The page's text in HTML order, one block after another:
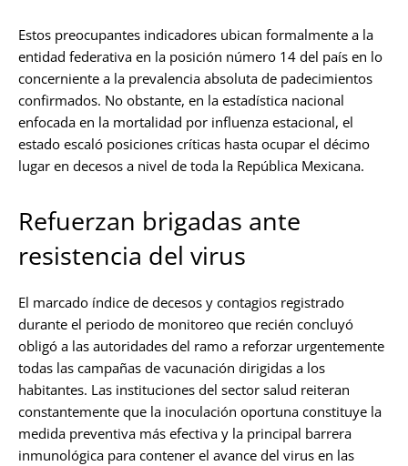
Estos preocupantes indicadores ubican formalmente a la
entidad federativa en la posición número 14 del país en lo
concerniente a la prevalencia absoluta de padecimientos
confirmados. No obstante, en la estadística nacional
enfocada en la mortalidad por influenza estacional, el
estado escaló posiciones críticas hasta ocupar el décimo
lugar en decesos a nivel de toda la República Mexicana.
Refuerzan brigadas ante
resistencia del virus
El marcado índice de decesos y contagios registrado
durante el periodo de monitoreo que recién concluyó
obligó a las autoridades del ramo a reforzar urgentemente
todas las campañas de vacunación dirigidas a los
habitantes. Las instituciones del sector salud reiteran
constantemente que la inoculación oportuna constituye la
medida preventiva más efectiva y la principal barrera
inmunológica para contener el avance del virus en las